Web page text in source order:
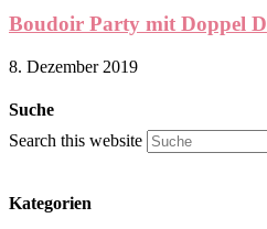
Boudoir Party mit Doppel D
8. Dezember 2019
Suche
Search this website
Kategorien